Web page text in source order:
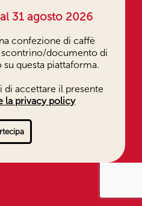
31 agosto 2026
confezione di caffè
scontrino/documento di
questa piattaforma.
di accettare il presente
la privacy policy